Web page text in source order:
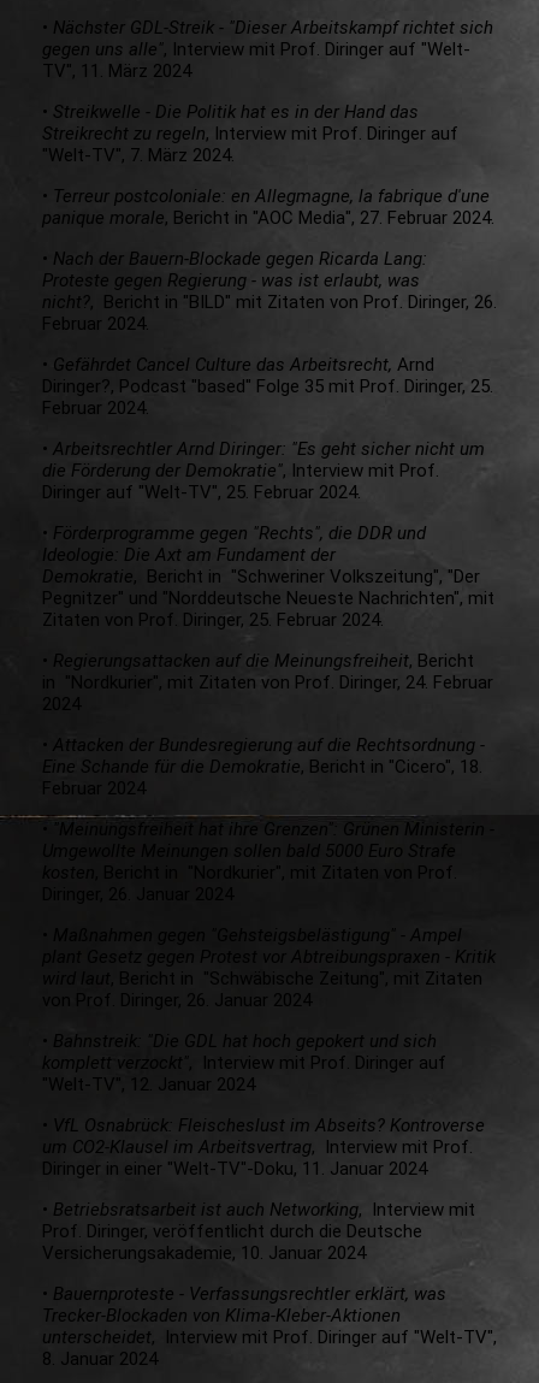
• Nächster GDL-Streik - "Dieser Arbeitskampf richtet sich
gegen uns alle", Interview mit Prof. Diringer auf "Welt-
TV", 11. März 2024
• Streikwelle - Die Politik hat es in der Hand das
Streikrecht zu regeln, Interview mit Prof. Diringer auf
"Welt-TV", 7. März 2024.
• Terreur postcoloniale: en Allegmagne, la fabrique d'une
panique morale, Bericht in "AOC Media", 27. Februar 2024.
• Nach der Bauern-Blockade gegen Ricarda Lang:
Proteste gegen Regierung - was ist erlaubt, was
nicht?, Bericht in "BILD" mit Zitaten von Prof. Diringer, 26.
Februar 2024.
• Gefährdet Cancel Culture das Arbeitsrecht, Arnd
Diringer?, Podcast "based" Folge 35 mit Prof. Diringer, 25.
Februar 2024.
• Arbeitsrechtler Arnd Diringer: "Es geht sicher nicht um
die Förderung der Demokratie", Interview mit Prof.
Diringer auf "Welt-TV", 25. Februar 2024.
• Förderprogramme gegen "Rechts", die DDR und
Ideologie: Die Axt am Fundament der
Demokratie, Bericht in "Schweriner Volkszeitung", "Der
Pegnitzer" und "Norddeutsche Neueste Nachrichten", mit
Zitaten von Prof. Diringer, 25. Februar 2024.
Regierungsattacken auf die Meinungsfreiheit, Bericht
in "Nordkurier", mit Zitaten von Prof. Diringer, 24. Februar
Attacken der Bundesregierung auf die Rechtsordnung -
Eine Schande für die Demokratie, Bericht in "Cicero", 18.
Februar 2024
"Meinungsfreiheit hat ihre Grenzen": Grünen Ministerin -
Umgewollte Meinungen sollen bald 5000 Euro Strafe
, Bericht in "Nordkurier", mit Zitaten von Prof.
Maßnahmen gegen "Gehsteigsbelästigung" - Ampel
plant Gesetz gegen Protest vor Abtreibungspraxen - Kritik
, Bericht in "Schwäbische Zeitung", mit Zitaten
von Prof. Diringer, 26. Januar 2024
• Bahnstreik: "Die GDL hat hoch gepokert und sich
komplett verzockt" , Interview mit Prof. Diringer auf
"Welt-TV", 12. Januar 2024
• VfL Osnabrück: Fleischeslust im Abseits? Kontroverse
um CO2-Klausel im Arbeitsvertrag, Interview mit Prof.
Diringer in einer "Welt-TV"-Doku, 11. Januar 2024
• Betriebsratsarbeit ist auch Networking, Interview mit
Prof. Diringer, veröffentlicht durch die Deutsche
Versicherungsakademie, 10. Januar 2024
• Bauernproteste - Verfassungsrechtler erklärt, was
Trecker-Blockaden von Klima-Kleber-Aktionen
unterscheidet, Interview mit Prof. Diringer auf "Welt-TV",
8. Januar 2024